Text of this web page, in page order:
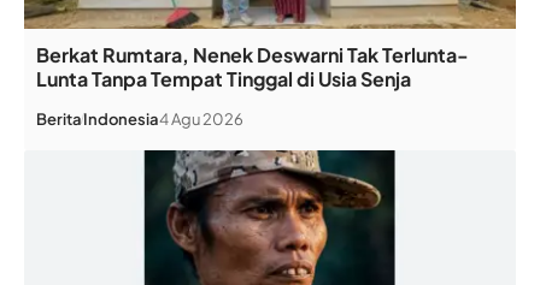
Berkat Rumtara, Nenek Deswarni Tak Terlunta-
Lunta Tanpa Tempat Tinggal di Usia Senja
BeritaIndonesia4 Agu 2026